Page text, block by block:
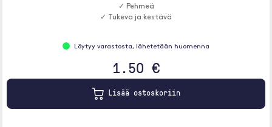
✓ Pehmeä
✓ Tukeva ja kestävä
Löytyy varastosta, lähetetään huomenna
1.50 €
Lisää ostoskoriin